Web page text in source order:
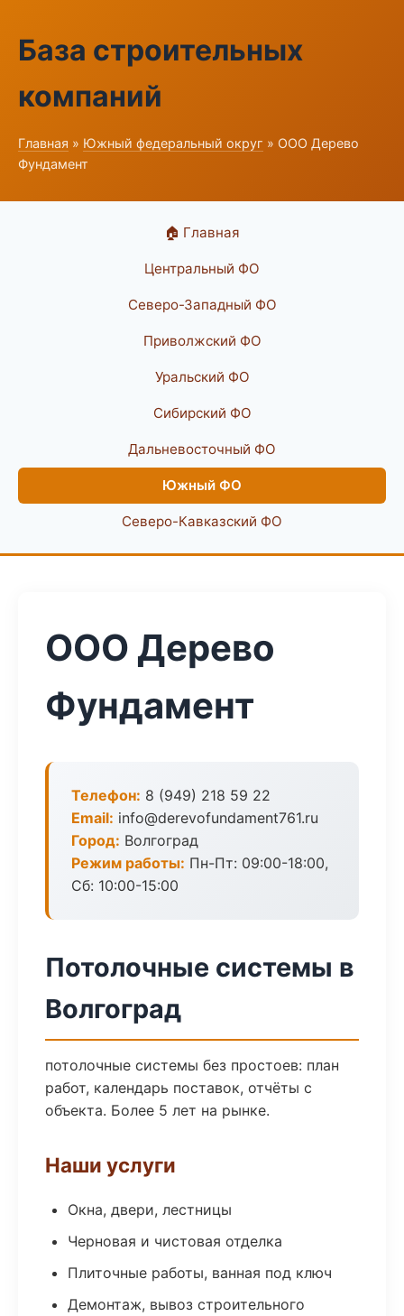
База строительных
компаний
Главная » Южный федеральный округ » ООО Дерево
Фундамент
🏠 Главная
Центральный ФО
Северо-Западный ФО
Приволжский ФО
Уральский ФО
Сибирский ФО
Дальневосточный ФО
Южный ФО
Северо-Кавказский ФО
ООО Дерево
Фундамент
Телефон: 8 (949) 218 59 22
Email: info@derevofundament761.ru
Город: Волгоград
Режим работы: Пн-Пт: 09:00-18:00,
Сб: 10:00-15:00
Потолочные системы в
Волгоград
потолочные системы без простоев: план
работ, календарь поставок, отчёты с
объекта. Более 5 лет на рынке.
Наши услуги
Окна, двери, лестницы
Черновая и чистовая отделка
Плиточные работы, ванная под ключ
Демонтаж, вывоз строительного